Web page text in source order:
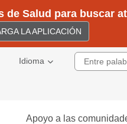
de Salud para buscar
LA APLICACIÓN
Idioma
Apoyo a las